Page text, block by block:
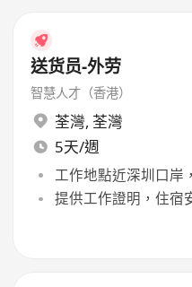
送货员-外劳
智慧人才（香港）
荃灣, 荃灣
5天/週
工作地點近深圳口岸
提供工作證明，住宿